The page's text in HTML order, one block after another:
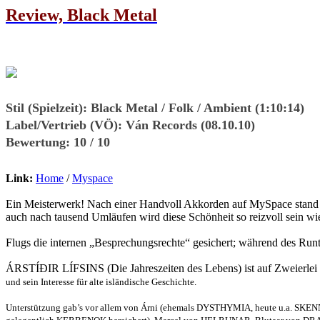
Review, Black Metal
Stil (Spielzeit): Black Metal / Folk / Ambient (1:10:14)
Label/Vertrieb (VÖ): Ván Records (08.10.10)
Bewertung: 10 / 10
Link: Home /Myspace
Ein Meisterwerk! Nach einer Handvoll Akkorden auf MySpace
auch nach tausend Umläufen wird diese Schönheit so reizvoll sein
Flugs die internen „Besprechungsrechte“ gesichert; während des
ÁRSTÍÐIR LÍFSINS (Die Jahreszeiten des Lebens) ist auf
und sein Interesse für alte isländische Geschichte.
Unterstützung gab’s vor allem von Árni (ehemals DYSTHYMIA, heute u.a.